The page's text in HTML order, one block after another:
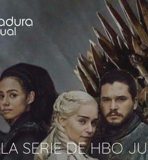
LA SERIE DE HBO